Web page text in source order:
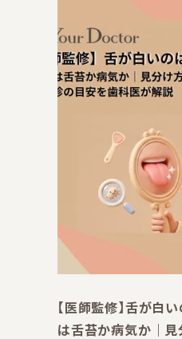
【医師監修】舌が白
は舌苔か病気か｜見